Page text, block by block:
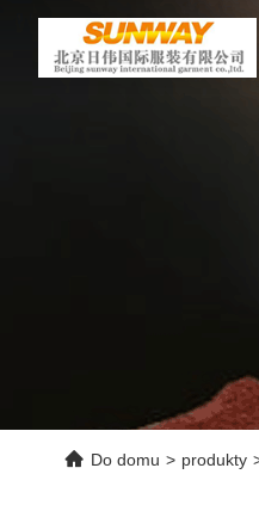
Do domu > produkty